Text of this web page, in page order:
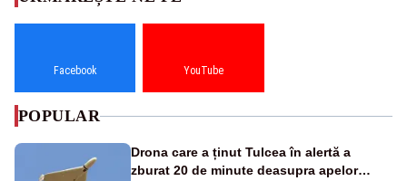
Facebook YouTube
POPULAR
Drona care a ținut Tulcea în alertă a
zburat 20 de minute deasupra apelor